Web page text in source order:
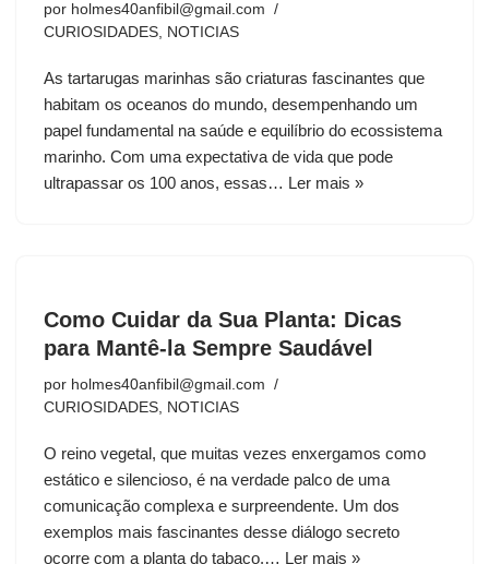
por holmes40anfibil@gmail.com
CURIOSIDADES, NOTICIAS
As tartarugas marinhas são criaturas fascinantes que
habitam os oceanos do mundo, desempenhando um
papel fundamental na saúde e equilíbrio do ecossistema
marinho. Com uma expectativa de vida que pode
ultrapassar os 100 anos, essas… Ler mais »
Como Cuidar da Sua Planta: Dicas
para Mantê-la Sempre Saudável
por holmes40anfibil@gmail.com
CURIOSIDADES, NOTICIAS
O reino vegetal, que muitas vezes enxergamos como
estático e silencioso, é na verdade palco de uma
comunicação complexa e surpreendente. Um dos
exemplos mais fascinantes desse diálogo secreto
ocorre com a planta do tabaco.… Ler mais »